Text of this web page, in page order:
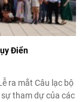
Điển
ra mắt Câu lạc bộ
sự tham dự của các